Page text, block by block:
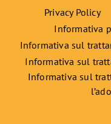
Privacy Policy
Informativa
Informativa sul
Informativa sul
Informativa sul